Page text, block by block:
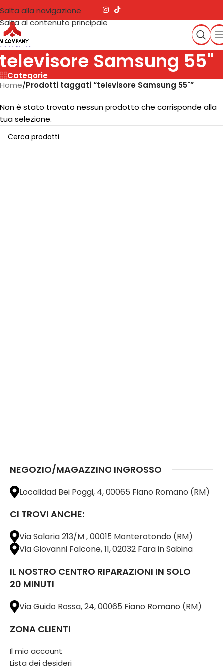
Salta alla navigazione
Salta al contenuto principale
televisore Samsung 55"
Categorie
Home/Prodotti taggati “televisore Samsung 55"”
Non è stato trovato nessun prodotto che corrisponde alla
tua selezione.
NEGOZIO/MAGAZZINO INGROSSO
Localidad Bei Poggi, 4, 00065 Fiano Romano (RM)
CI TROVI ANCHE:
Via Salaria 213/M , 00015 Monterotondo (RM)
Via Giovanni Falcone, 11, 02032 Fara in Sabina
IL NOSTRO CENTRO RIPARAZIONI IN SOLO
20 MINUTI
Via Guido Rossa, 24, 00065 Fiano Romano (RM)
ZONA CLIENTI
Il mio account
Lista dei desideri